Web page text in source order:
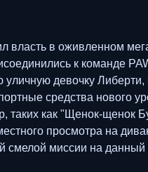
власть в оживленном
к команде
девочку Либерти,
средства нового
таких как "Щенок-щенок
просмотра на
смелой миссии на